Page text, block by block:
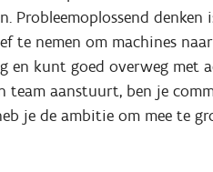
Probleemoplossend
nemen om machines
en kunt goed overweg met
team aanstuurt, ben je
je de ambitie om mee te